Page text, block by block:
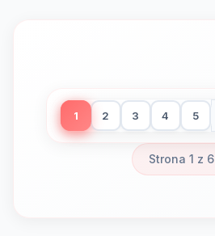
1 2 3 4 5
Strona 1 z 6